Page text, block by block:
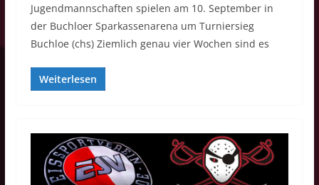
Jugendmannschaften spielen am 10. September in
der Buchloer Sparkassenarena um Turniersieg
Buchloe (chs) Ziemlich genau vier Wochen sind es
Weiterlesen